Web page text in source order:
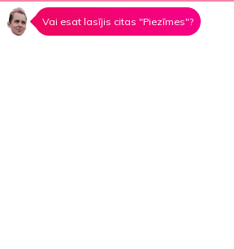
Vai esat lasījis citas "Piezīmes"?